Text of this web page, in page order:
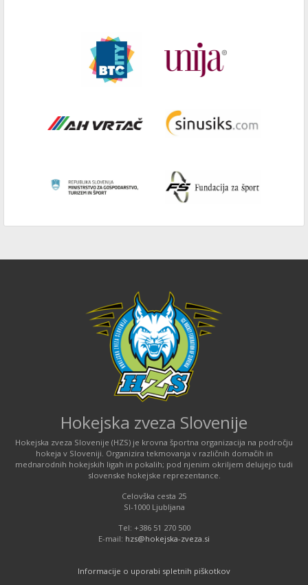
Hokejska zveza Slovenije
Hokejska zveza Slovenije (HZS) je krovna športna organizacija na področju
hokeja v Sloveniji. Organizira tekmovanja v različnih domačih in
mednarodnih hokejskih ligah in pokalih; pod njenim okriljem delujejo tudi
slovenske hokejske reprezentance.
Celovška cesta 25
SI-1000 Ljubljana
Tel: +386 51 270 500
E-mail: hzs@hokejska-zveza.si
Informacije o uporabi spletnih piškotkov